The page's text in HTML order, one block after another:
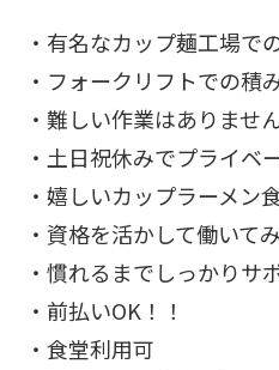
・有名なカップ麺工場で
・フォークリフトでの積
・難しい作業はありませ
・土日祝休みでプライベ
・嬉しいカップラーメン
・資格を活かして働いて
・慣れるまでしっかりサ
・前払いOK！！
・食堂利用可